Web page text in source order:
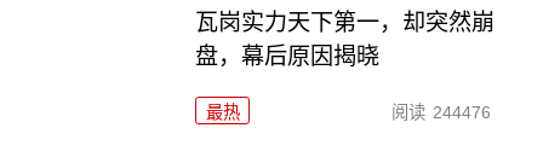
瓦岗实力天下第一，却突然崩
盘，幕后原因揭晓
最热 阅读 244476